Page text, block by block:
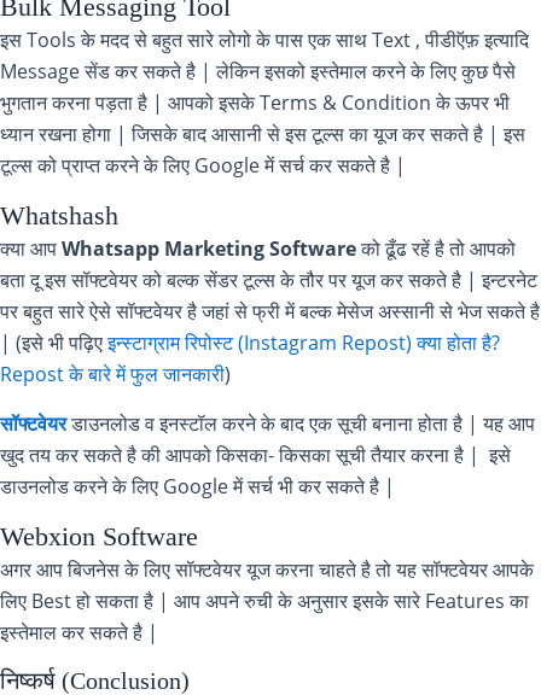
Bulk Messaging Tool
इस Tools के मदद से बहुत सारे लोगो के पास एक साथ Text , पीडीऍफ़ इत्यादि
Message सेंड कर सकते है | लेकिन इसको इस्तेमाल करने के लिए कुछ पैसे
भुगतान करना पड़ता है | आपको इसके Terms & Condition के ऊपर भी
ध्यान रखना होगा | जिसके बाद आसानी से इस टूल्स का यूज कर सकते है | इस
टूल्स को प्राप्त करने के लिए Google में सर्च कर सकते है |
Whatshash
क्या आपWhatsapp Marketing Softwareको ढूँढ रहें है तो आपको
बता दू इस सॉफ्टवेयर को बल्क सेंडर टूल्स के तौर पर यूज कर सकते है | इन्टरनेट
पर बहुत सारे ऐसे सॉफ्टवेयर है जहां से फ्री में बल्क मेसेज अस्सानी से भेज सकते है
| (इसे भी पढ़िएइन्स्टाग्राम रिपोस्ट (Instagram Repost) क्या होता है?
Repost के बारे में फुल जानकारी)
सॉफ्टवेयरडाउनलोड व इनस्टॉल करने के बाद एक सूची बनाना होता है | यह आप
खुद तय कर सकते है की आपको किसका- किसका सूची तैयार करना है | इसे
डाउनलोड करने के लिए Google में सर्च भी कर सकते है |
Webxion Software
अगर आप बिजनेस के लिए सॉफ्टवेयर यूज करना चाहते है तो यह सॉफ्टवेयर आपके
लिए Best हो सकता है | आप अपने रुची के अनुसार इसके सारे Features का
इस्तेमाल कर सकते है |
निष्कर्ष (Conclusion)